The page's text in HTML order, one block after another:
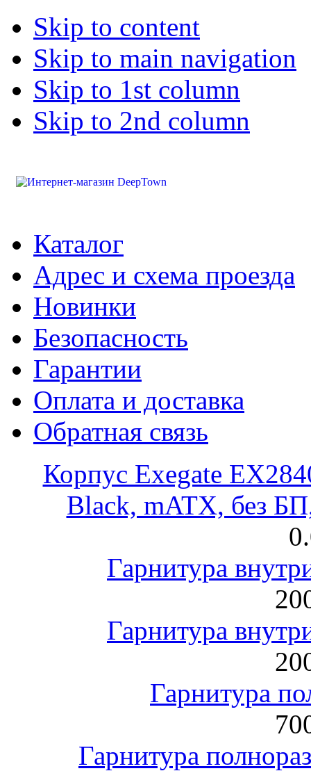
Skip to content
Skip to main navigation
Skip to 1st column
Skip to 2nd column
Каталог
Адрес и схема проезда
Новинки
Безопасность
Гарантии
Оплата и доставка
Обратная связь
Корпус Exegate
Black, mATX, без
Гарнитура
Гарнитура
Гарнитура
Гарнитура